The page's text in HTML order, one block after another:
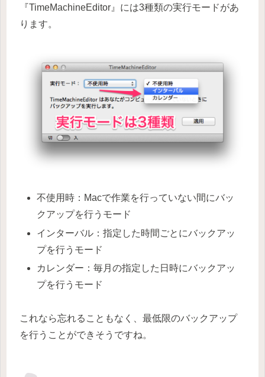
『TimeMachineEditor』には3種類の実行モードがあ
ります。
不使用時：Macで作業を行っていない間にバッ
クアップを行うモード
インターバル：指定した時間ごとにバックアッ
プを行うモード
カレンダー：毎月の指定した日時にバックアッ
プを行うモード
これなら忘れることもなく、最低限のバックアップ
を行うことができそうですね。